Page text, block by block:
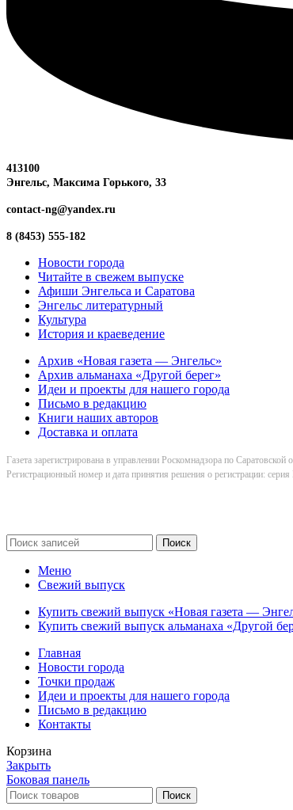
413100
Энгельс, Максима Горького, 33
contact-ng@yandex.ru
8 (8453) 555-182
Новости города
Читайте в свежем выпуске
Афиши Энгельса и Саратова
Энгельс литературный
Культура
История и краеведение
Архив «Новая газета — Энгельс»
Архив альманаха «Другой берег»
Идеи и проекты для нашего города
Письмо в редакцию
Книги наших авторов
Доставка и оплата
Газета зарегистрирована в управлении Роскомнадзора по Саратовской
Регистрационный номер и дата принятия решения о регистрации:
Поиск
Меню
Свежий выпуск
Купить свежий выпуск «Новая газета —
Купить свежий выпуск альманаха «Другой
Главная
Новости города
Точки продаж
Идеи и проекты для нашего города
Письмо в редакцию
Контакты
Корзина
Закрыть
Боковая панель
Поиск